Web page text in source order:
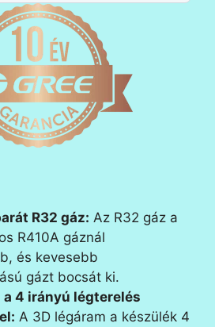
R32 gáz: Az R32 gáz a
R410A gáznál
és kevesebb
gázt bocsát ki.
a 4 irányú légterelés
A 3D légáram a készülék 4